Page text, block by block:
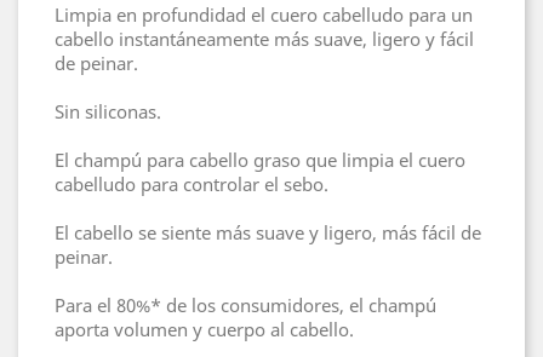
Limpia en profundidad el cuero cabelludo para un
cabello instantáneamente más suave, ligero y fácil
de peinar.
Sin siliconas.
El champú para cabello graso que limpia el cuero
cabelludo para controlar el sebo.
El cabello se siente más suave y ligero, más fácil de
peinar.
Para el 80%* de los consumidores, el champú
aporta volumen y cuerpo al cabello.